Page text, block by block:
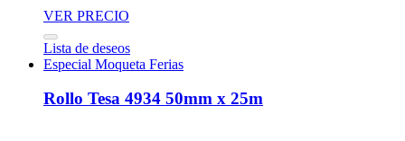
VER PRECIO
Lista de deseos
Especial Moqueta Ferias
Rollo Tesa 4934 50mm x 25m